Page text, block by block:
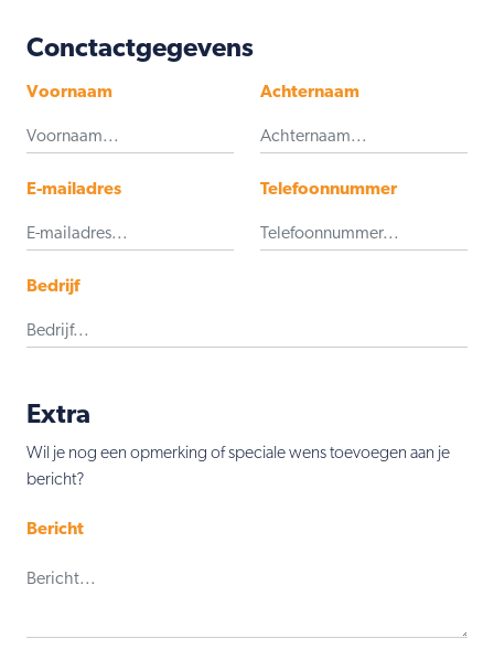
Conctactgegevens
Voornaam Achternaam
E-mailadres Telefoonnummer
Bedrijf
Extra
Wil je nog een opmerking of speciale wens toevoegen aan je
bericht?
Bericht